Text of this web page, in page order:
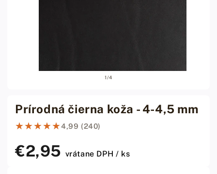
modálnom
okne
1/z4
Prírodná čierna koža - 4-4,5 mm
★★★★★
★★★★★4,99 (240)
Bežná
cena
€2,95 vrátane DPH / ks